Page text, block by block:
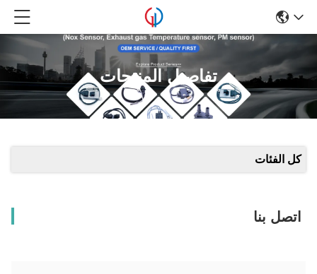
تفاصيل المنتجات
كل الفئات
اتصل بنا